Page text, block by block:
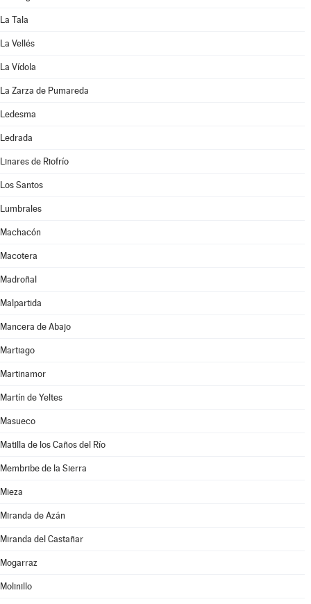
La Tala
La Vellés
La Vídola
La Zarza de Pumareda
Ledesma
Ledrada
Linares de Riofrío
Los Santos
Lumbrales
Machacón
Macotera
Madroñal
Malpartida
Mancera de Abajo
Martiago
Martinamor
Martín de Yeltes
Masueco
Matilla de los Caños del Río
Membribe de la Sierra
Mieza
Miranda de Azán
Miranda del Castañar
Mogarraz
Molinillo